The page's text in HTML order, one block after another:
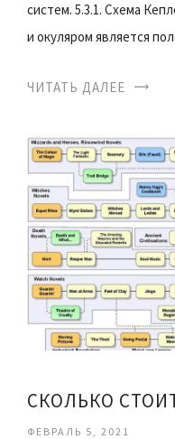
систем. 5.3.1. Схема
и окуляром является
ЧИТАТЬ ДАЛЕЕ
ФЕВРАЛЬ 5, 2021